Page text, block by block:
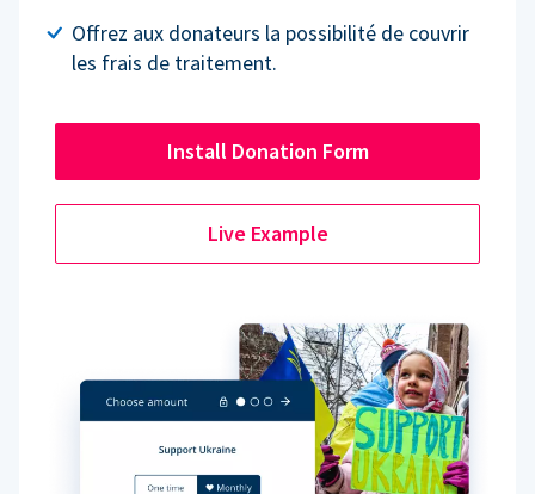
Offrez aux donateurs la possibilité de couvrir
les frais de traitement.
Install Donation Form
Live Example